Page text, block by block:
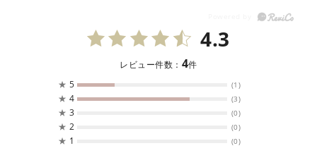
4.3
レビュー件数： 4件
★ 5 (1)
★ 4 (3)
★ 3 (0)
★ 2 (0)
★ 1 (0)